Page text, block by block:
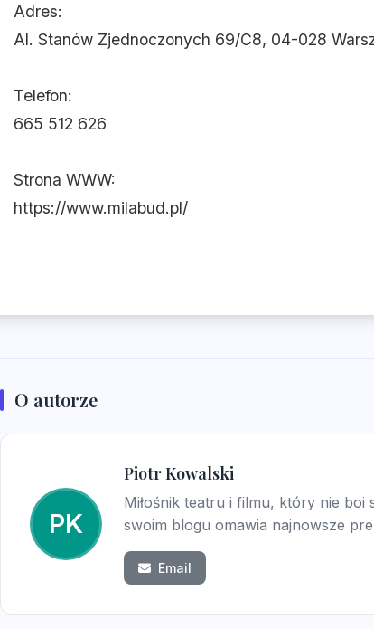
Adres:
Al. Stanów Zjednoczonych 69/C8, 04-028
Telefon:
665 512 626
Strona WWW:
https://www.milabud.pl/
O autorze
PK
Piotr Kowalski
Miłośnik teatru i filmu, który nie boi
swoim blogu omawia najnowsze
Email